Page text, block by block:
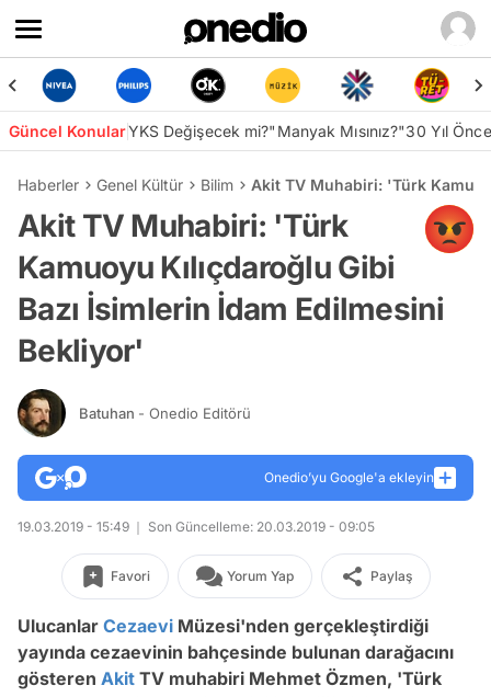
Güncel KonularYKS Değişecek mi?"Manyak Mısınız?"30 Yıl
Haberler Genel Kültür Bilim Akit TV Muhabiri: 'Türk
Akit TV Muhabiri: 'Türk
Kamuoyu Kılıçdaroğlu Gibi
Bazı İsimlerin İdam Edilmesini
Bekliyor'
Batuhan - Onedio Editörü
Onedio’yu Google'a ekleyin
19.03.2019 - 15:49 Son Güncelleme: 20.03.2019 - 09:05
Favori Yorum Yap Paylaş
Ulucanlar Cezaevi Müzesi'nden gerçekleştirdiği
yayında cezaevinin bahçesinde bulunan darağacını
gösteren Akit TV muhabiri Mehmet Özmen, 'Türk